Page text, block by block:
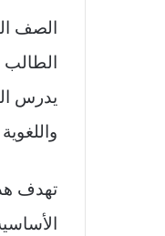
الصف
الطالب
يدرس
تهدف